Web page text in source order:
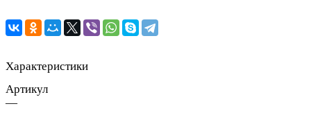
Характеристики
Артикул
—